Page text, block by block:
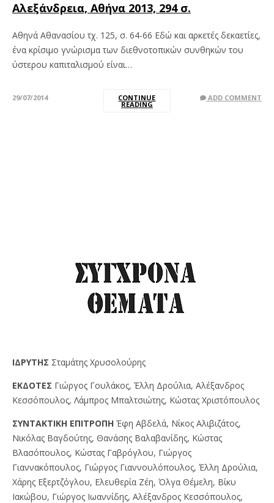
Αλεξάνδρεια, Αθήνα 2013, 294 σ.
Αθηνά Αθανασίου τχ. 125, σ. 64-66 Εδώ και αρκετές δεκαετίες,
ένα κρίσιμο γνώρισμα των διεθνοτοπικών συνθηκών του
ύστερου καπιταλισμού είναι…
29/07/2014 CONTINUE
READING
ADD COMMENT
IΔPYTHΣ Σταμάτης Χρυσολούρης
EKΔOTEΣ Γιώργος Γουλάκος, Έλλη Δρούλια, Αλέξανδρος
Κεσσόπουλος, Λάμπρος Μπαλτσιώτης, Κώστας Χριστόπουλος
ΣYNTAKTIKH EΠITPOΠH Έφη Αβδελά, Νίκος Αλιβιζάτος,
Νικόλας Βαγδούτης, Θανάσης Βαλαβανίδης, Κώστας
Βλασόπουλος, Κώστας Γαβρόγλου, Γιώργος
Γιαννακόπουλος, Γιώργος Γιαννουλόπουλος, Έλλη Δρούλια,
Χάρης Εξερτζόγλου, Ελευθερία Ζέη, Όλγα Θέμελη, Βίκυ
Ιακώβου, Γιώργος Ιωαννίδης, Αλέξανδρος Κεσσόπουλος,